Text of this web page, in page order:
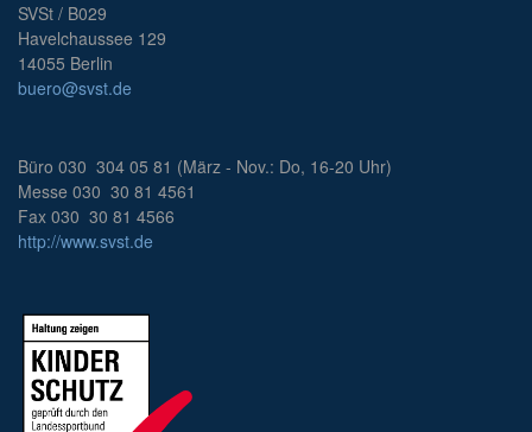
SVSt / B029
Havelchaussee 129
14055 Berlin
buero@svst.de
Büro 030 304 05 81 (März - Nov.: Do, 16-20 Uhr)
Messe 030 30 81 4561
Fax 030 30 81 4566
http://www.svst.de